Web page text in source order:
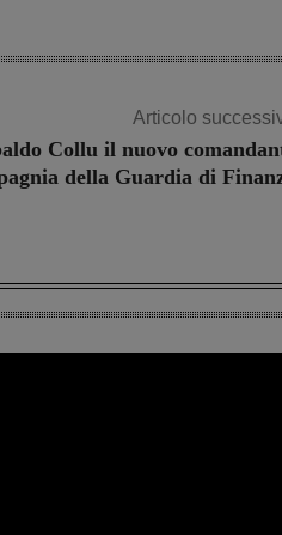
Articolo
Collu il nuovo
della Guardia di